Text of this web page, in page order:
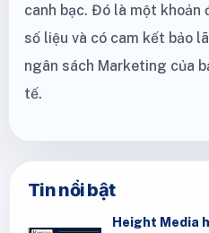
canh bạc. Đó là một
số liệu và có cam kết bảo
ngân sách Marketing của
tế.
Tin nổi bật
Height Media